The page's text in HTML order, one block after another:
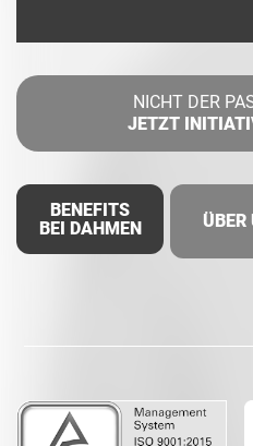
NICHT DER
JETZT
BENEFITS
BEI DAHMEN
ÜBER